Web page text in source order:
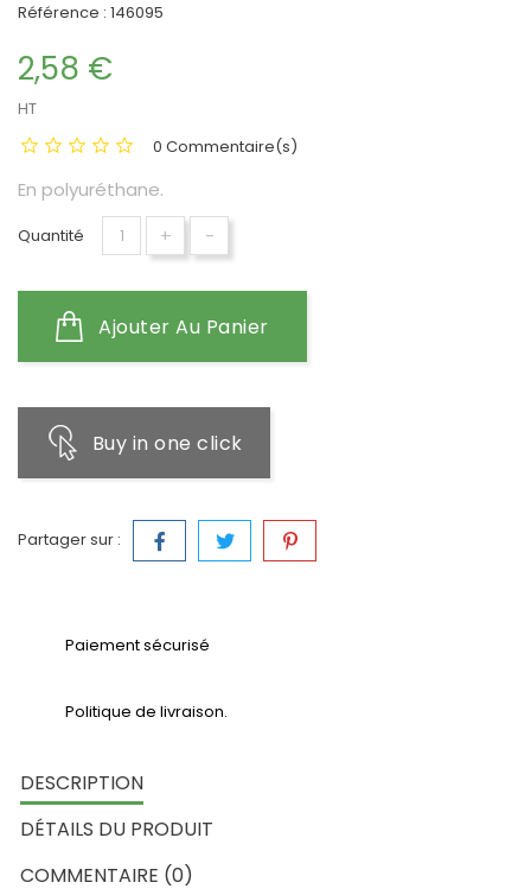
Référence : 146095
2,58 €
HT
0 Commentaire(s)
En polyuréthane.
Quantité + -
Ajouter Au Panier
Buy in one click
Partager sur :
Paiement sécurisé
Politique de livraison.
DESCRIPTION
DÉTAILS DU PRODUIT
COMMENTAIRE (0)